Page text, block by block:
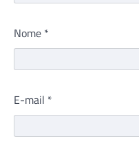
Nome *
E-mail *